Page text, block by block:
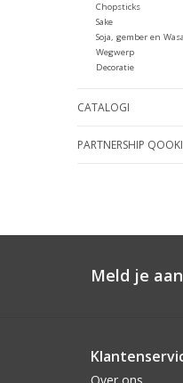
Chopsticks
Sake
Soja, gember en
Wegwerp
Decoratie
CATALOGI
PARTNERSHIP
Meld je